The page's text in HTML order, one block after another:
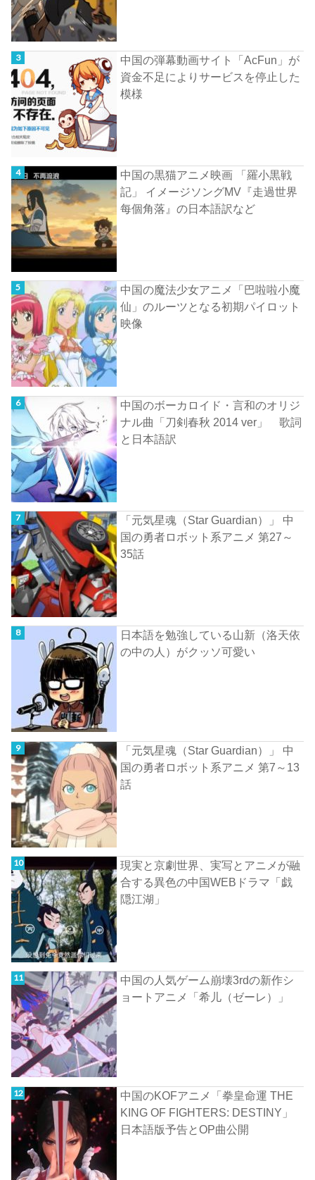
中国の弾幕動画サイト「AcFun」が
資金不足によりサービスを停止した
模様
中国の黒猫アニメ映画 「羅小黒戦
記」 イメージソングMV『走過世界
每個角落』の日本語訳など
中国の魔法少女アニメ「巴啦啦小魔
仙」のルーツとなる初期パイロット
映像
中国のボーカロイド・言和のオリジ
ナル曲「刀剣春秋 2014 ver」 歌詞
と日本語訳
「元気星魂（Star Guardian）」 中
国の勇者ロボット系アニメ 第27～
35話
日本語を勉強している山新（洛天依
の中の人）がクッソ可愛い
「元気星魂（Star Guardian）」 中
国の勇者ロボット系アニメ 第7～13
話
現実と京劇世界、実写とアニメが融
合する異色の中国WEBドラマ「戯
隠江湖」
中国の人気ゲーム崩壊3rdの新作シ
ョートアニメ「希儿（ゼーレ）」
中国のKOFアニメ「拳皇命運 THE
KING OF FIGHTERS: DESTINY」
日本語版予告とOP曲公開